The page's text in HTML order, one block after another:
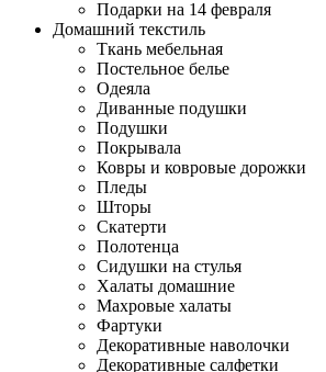
Подарки на 14 февраля
Домашний текстиль
Ткань мебельная
Постельное белье
Одеяла
Диванные подушки
Подушки
Покрывала
Ковры и ковровые дорожки
Пледы
Шторы
Скатерти
Полотенца
Сидушки на стулья
Халаты домашние
Махровые халаты
Фартуки
Декоративные наволочки
Декоративные салфетки